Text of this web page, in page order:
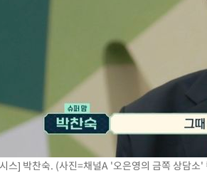
스] 박찬숙. (사진=채널A '오은영의 금쪽 상담